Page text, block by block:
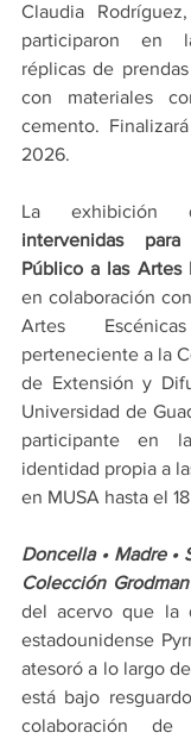
Claudia
participaron en
réplicas de
con materiales
cemento.
2026.
La
intervenidas
Público a las Artes
en colaboración
Artes
perteneciente a la
de Extensión y
Universidad de
participante en
identidad propia a
en MUSA hasta el
Doncella • Madre •
Colección Grodman
del acervo que la
estadounidense
atesoró a lo largo
está bajo
colaboración